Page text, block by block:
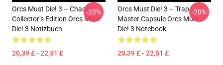
Orcs Must Die! 3 – Chaos
Collector’s Edition Orcs Must
Die! 3 Notizbuch
20,39 £ - 22,51 £
-20%
Orcs Must Die! 3 – Trap
Master Capsule Orcs Must
Die! 3 Notebook
20,39 £ - 22,51 £
-20%